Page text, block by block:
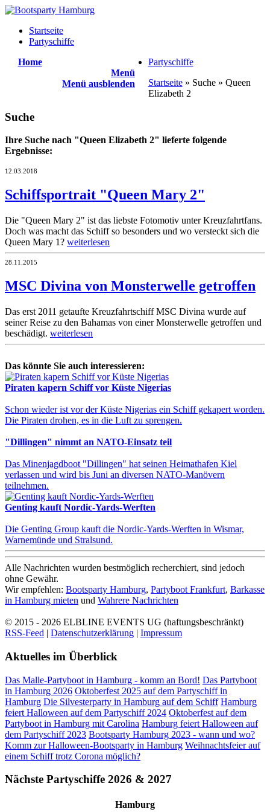
Startseite
Partyschiffe
Home
Menü
Menü ausblenden
Partyschiffe
Startseite» Suche » Queen
Elizabeth 2
Suche
Ihre Suche nach "Queen Elizabeth 2" lieferte folgende
Ergebnisse:
12.03.2018
Schiffsportrait "Queen Mary 2"
Die "Queen Mary 2" ist das liebste Fotomotiv unter Kreuzfahrtfans.
Doch was macht das Schiff so besonders und wo versteckt sich die
Queen Mary 1? weiterlesen
28.11.2015
MSC Divina von Monsterwelle getroffen
Das erst 2011 getaufte Kreuzfahrtschiff MSC Divina wurde auf
seiner Reise zu den Bahamas von einer Monsterwelle getroffen und
beschädigt. weiterlesen
Das könnte Sie auch interessieren:
Piraten kapern Schiff vor Küste Nigerias
Schon wieder ist vor der Küste Nigerias ein Schiff gekapert worden.
Die Piraten drohen, es in die Luft zu sprengen.
"Dillingen" nimmt an NATO-Einsatz teil
Das Minenjagdboot "Dillingen" hat seinen Heimathafen Kiel
verlassen und wird bis Juni an diversen NATO-Manövern
teilnehmen.
Genting kauft Nordic-Yards-Werften
Die Genting Group kauft die Nordic-Yards-Werften in Wismar,
Warnemünde und Stralsund.
Alle Nachrichten wurden bestmöglich recherchiert, sind jedoch
ohne Gewähr.
Wir empfehlen: Bootsparty Hamburg, Partyboot Frankfurt, Barkasse
in Hamburg mieten und Wahrere Nachrichten
© 2015 - 2026 ELBLINE EVENTS UG (haftungsbeschränkt)
RSS-Feed | Datenschutzerklärung | Impressum
Aktuelles im Überblick
Das Malle-Partyboot in Hamburg - komm an Bord! Das Partyboot
in Hamburg 2026 Oktoberfest 2025 auf dem Partyschiff in
Hamburg Die Silvesterparty in Hamburg auf dem Schiff Hamburg
feiert Halloween auf dem Partyschiff 2024 Oktoberfest auf dem
Partyboot in Hamburg mit Carolina Hamburg feiert Halloween auf
dem Partyschiff 2023 Bootsparty Hamburg 2023 - wann und wo?
Komm zur Halloween-Bootsparty in Hamburg Weihnachtsfeier auf
einem Schiff trotz Corona möglich?
Nächste Partyschiffe 2026 & 2027
Hamburg